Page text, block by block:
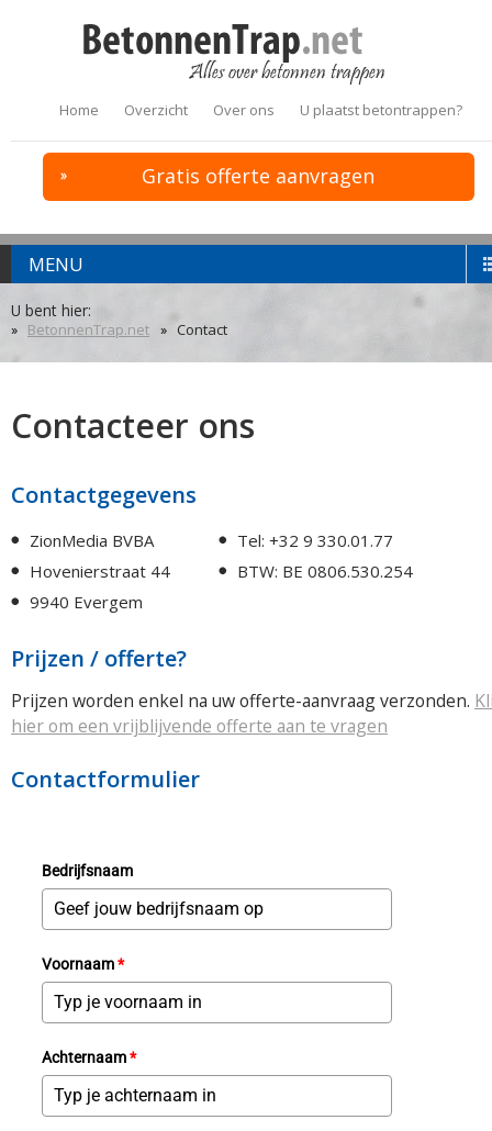
Home Overzicht Over ons U plaatst betontrappen?
Gratis offerte aanvragen
MENU
U bent hier:
BetonnenTrap.net Contact
Contacteer ons
Contactgegevens
ZionMedia BVBA
Hovenierstraat 44
9940 Evergem
Tel: +32 9 330.01.77
BTW: BE 0806.530.254
Prijzen / offerte?
Prijzen worden enkel na uw offerte-aanvraag verzonden.
hier om een vrijblijvende offerte aan te vragen
Contactformulier